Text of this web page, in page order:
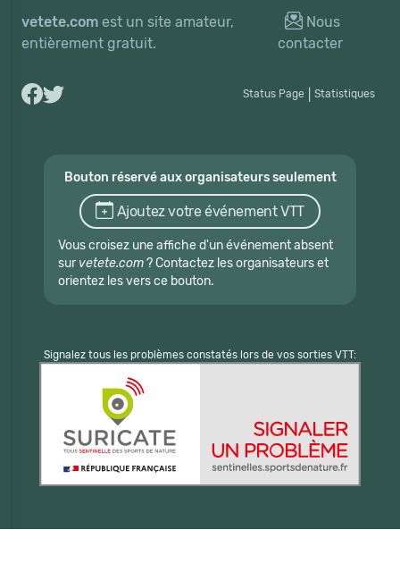
vetete.com est un site amateur,
entièrement gratuit.
Nous
contacter
Status Page Statistiques
Bouton réservé aux organisateurs seulement
Ajoutez votre événement VTT
Vous croisez une affiche d'un événement absent
sur vetete.com? Contactez les organisateurs et
orientez les vers ce bouton.
Signalez tous les problèmes constatés lors de vos sorties VTT: